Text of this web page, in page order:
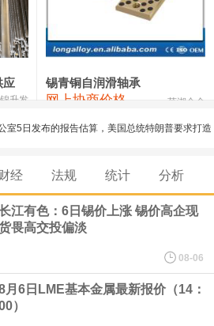
24,200
39,300 0
应
锦升发
锡青铜自润滑轴承
网上协商价格 芜湖合金
室5日发布的报告估算，美国总统特朗普要求打造
“黄金舰队”可能需要在今后数十年间支出约2750
艘“特朗普级”战列舰“无畏”号预估造价比原来至少
全球市场公司（CBOE GLOBAL MARKETS
经 法规 统计 分析
江有色：6日锡价上涨 锡价高企现
畏高交投偏淡
08-06
月6日LME基本金属最新报价（14：
）